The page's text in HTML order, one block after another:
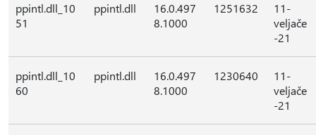
ppintl.dll_10
51
ppintl.dll
16.0.497
8.1000
1251632
11-
veljače
-21
ppintl.dll_10
60
ppintl.dll
16.0.497
8.1000
1230640
11-
veljače
-21